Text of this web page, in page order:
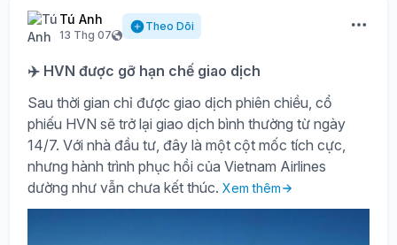
Tú Anh
13 Thg 07
Theo Dõi
✈️ HVN được gỡ hạn chế giao dịch
Sau thời gian chỉ được giao dịch phiên chiều, cổ
phiếu HVN sẽ trở lại giao dịch bình thường từ ngày
14/7. Với nhà đầu tư, đây là một cột mốc tích cực,
nhưng hành trình phục hồi của Vietnam Airlines
dường như vẫn chưa kết thúc. Xem thêm